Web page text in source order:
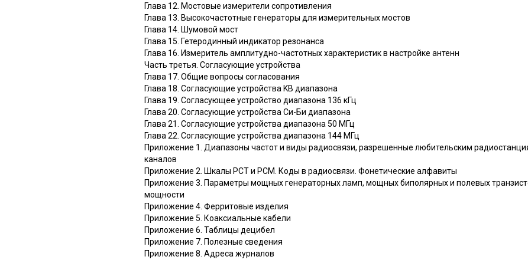
Глава 12. Мостовые измерители сопротивления
Глава 13. Высокочастотные генераторы для измерительных мостов
Глава 14. Шумовой мост
Глава 15. Гетеродинный индикатор резонанса
Глава 16. Измеритель амплитудно-частотных характеристик в настройке антенн
Часть третья. Согласующие устройства
Глава 17. Общие вопросы согласования
Глава 18. Согласующие устройства KB диапазона
Глава 19. Согласующее устройство диапазона 136 кГц
Глава 20. Согласующие устройства Си-Би диапазона
Глава 21. Согласующие устройства диапазона 50 МГц
Глава 22. Согласующие устройства диапазона 144 МГц
Приложение 1. Диапазоны частот и виды радиосвязи, разрешенные любительским
каналов
Приложение 2. Шкалы РСТ и РСМ. Коды в радиосвязи. Фонетические алфавиты
Приложение 3. Параметры мощных генераторных ламп, мощных биполярных и полевых
мощности
Приложение 4. Ферритовые изделия
Приложение 5. Коаксиальные кабели
Приложение 6. Таблицы децибел
Приложение 7. Полезные сведения
Приложение 8. Адреса журналов